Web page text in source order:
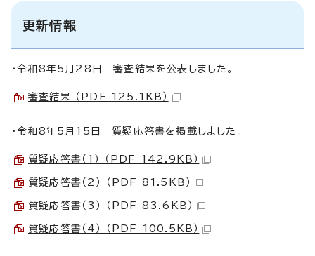
更新情報
・令和8年5月28日 審査結果を公表しました。
審査結果 （PDF 125.1KB）
・令和8年5月15日 質疑応答書を掲載しました。
質疑応答書（1） （PDF 142.9KB）
質疑応答書（2） （PDF 81.5KB）
質疑応答書（3） （PDF 83.6KB）
質疑応答書（4） （PDF 100.5KB）